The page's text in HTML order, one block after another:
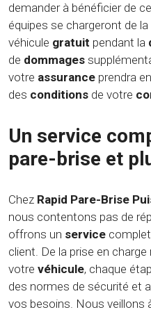
demander à bénéficier de
équipes se chargeront de
véhicule gratuit pendant la
de dommages
votre assurance prendra
des conditions de votre
Un service
pare-brise et
Chez Rapid Pare-Brise
nous contentons pas de
offrons un service
client. De la prise en
votre véhicule, chaque
des normes de sécurité et
vos besoins. Nous veillons